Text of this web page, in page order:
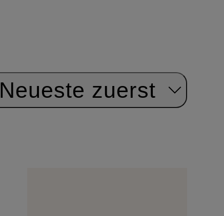
Neueste zuerst